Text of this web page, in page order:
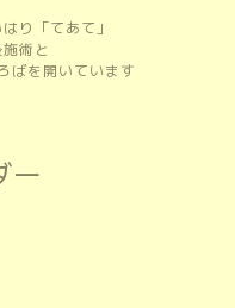
り「てあて」
術と
を開いています
ー